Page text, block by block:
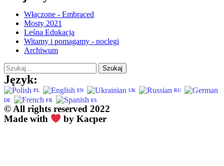
Włączone - Embraced
Mosty 2021
Leśna Edukacja
Witamy i pomagamy - noclegi
Archiwum
Szukaj
Język:
PL EN UK
RU
DE
FR ES
© All rights reserved 2022
Made with
by Kacper